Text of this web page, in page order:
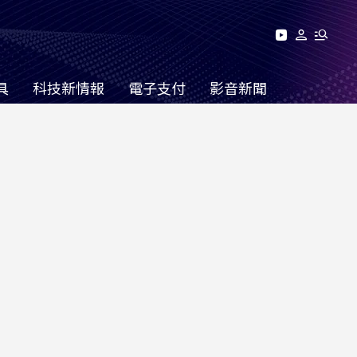
科技新情報 電子支付 影音新聞